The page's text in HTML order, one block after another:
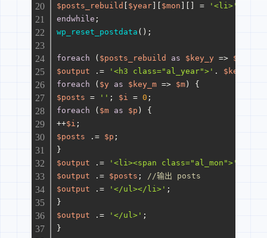
$posts_rebuild [ $year][ $mon ][] = '<li>'
endwhile ;
wp_reset_postdata ();
foreach ( $posts_rebuild as $key_y => $y
$output .= '<h3 class="al_year">' . $key_y
foreach ( $y as $key_m => $m) {
$posts = '' ; $i = 0 ;
foreach ( $m as $p ) {
++$i ;
$posts .= $p ;
}
$output .= '<li><span class="al_mon">'
$output .= $posts ;
//输出 posts
$output .= '</ul></li>' ;
}
$output .= '</ul>' ;
}